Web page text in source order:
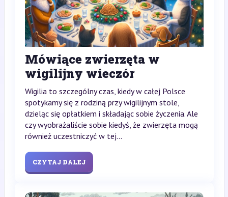
Mówiące zwierzęta w
wigilijny wieczór
Wigilia to szczególny czas, kiedy w całej Polsce
spotykamy się z rodziną przy wigilijnym stole,
dzieląc się opłatkiem i składając sobie życzenia. Ale
czy wyobrażaliście sobie kiedyś, że zwierzęta mogą
również uczestniczyć w tej...
CZYTAJ DALEJ